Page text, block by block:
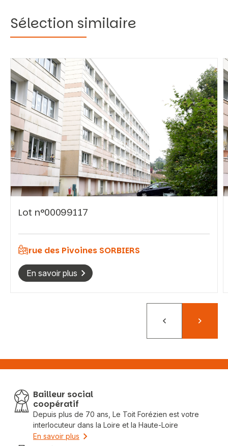
Vous recherchez&nbsp;:
Rechercher
Sélection similaire
Lot n°00099117
rue des Pivoines SORBIERS
En savoir plus
PrécédentSuivant
Bailleur social
coopératif
Depuis plus de 70 ans, Le Toit Forézien est votre
interlocuteur dans la Loire et la Haute-Loire
En savoir plus